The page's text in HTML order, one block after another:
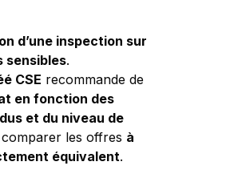
d’une inspection sur
sensibles.
CSE recommande de
en fonction des
et du niveau de
les offres à
équivalent.